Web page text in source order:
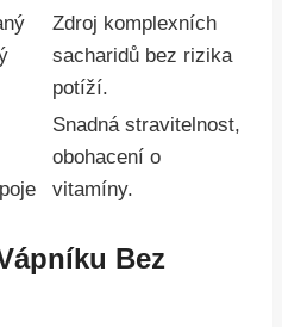
Zdroj komplexních
sacharidů bez rizika
potíží.
Snadná stravitelnost,
obohacení o
vitamíny.
Bez